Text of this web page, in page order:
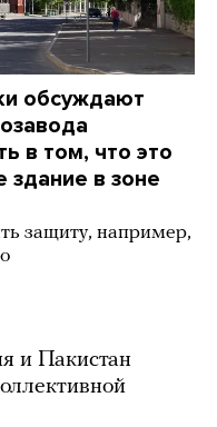
обсуждают
в том, что это
здание в зоне
защиту, например,
и Пакистан